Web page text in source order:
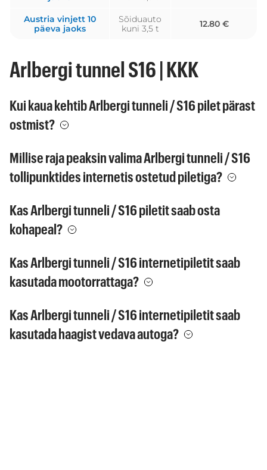
Austria vinjett 10
päeva jaoks
Sõiduauto
kuni 3,5 t
12.80 €
Arlbergi tunnel S16 | KKK
Kui kaua kehtib Arlbergi tunneli / S16 pilet pärast
ostmist?
Millise raja peaksin valima Arlbergi tunneli / S16
tollipunktides internetis ostetud piletiga?
Kas Arlbergi tunneli / S16 piletit saab osta
kohapeal?
Kas Arlbergi tunneli / S16 internetipiletit saab
kasutada mootorrattaga?
Kas Arlbergi tunneli / S16 internetipiletit saab
kasutada haagist vedava autoga?